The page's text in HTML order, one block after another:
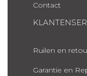
Contact
Ruilen en
Garantie en